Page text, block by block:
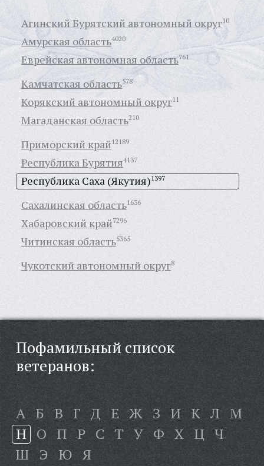
Агинский Бурятский автономный округ10
Амурская область4020
Еврейская автономная область761
Камчатская область578
Корякский автономный округ11
Магаданская область210
Приморский край12189
Республика Бурятия4137
Республика Саха (Якутия)1397
Сахалинская область1636
Хабаровский край7296
Читинская область5365
Чукотский автономный округ8
Пофамильный список
ветеранов:
А Б В Г Д Е Ж З И К Л М
Н О П Р С Т У Ф Х Ц Ч
Ш Э Ю Я